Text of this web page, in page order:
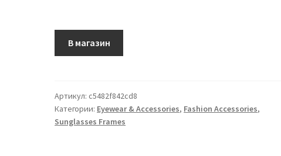
В магазин
Артикул:c5482f842cd8
Категории: Eyewear & Accessories, Fashion Accessories,
Sunglasses Frames